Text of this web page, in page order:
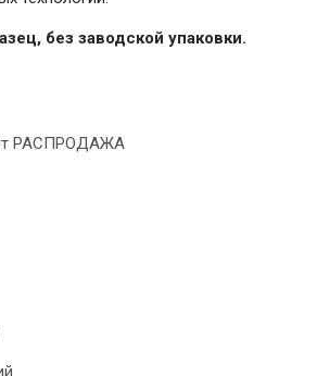
без заводской упаковки.
РАСПРОДАЖА